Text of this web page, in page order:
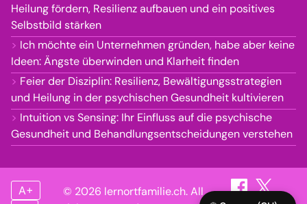
Heilung fördern, Resilienz aufbauen und ein positives
Selbstbild stärken
Ich möchte ein Unternehmen gründen, habe aber keine
Ideen: Ängste überwinden und Klarheit finden
Feier der Disziplin: Resilienz, Bewältigungsstrategien
und Heilung in der psychischen Gesundheit kultivieren
Intuition vs Sensing: Ihr Einfluss auf die psychische
Gesundheit und Behandlungsentscheidungen verstehen
A+
© 2026 lernortfamilie.ch. All